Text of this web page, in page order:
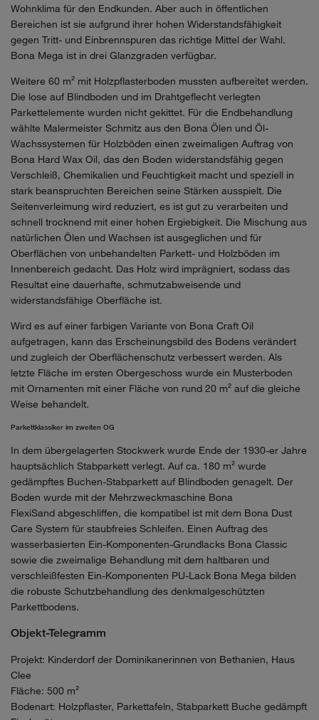
Wohnklima für den Endkunden. Aber auch in öffentlichen
Bereichen ist sie aufgrund ihrer hohen Widerstandsfähigkeit
gegen Tritt- und Einbrennspuren das richtige Mittel der Wahl.
Bona Mega ist in drei Glanzgraden verfügbar.
Weitere 60 m² mit Holzpflasterboden mussten aufbereitet werden.
Die lose auf Blindboden und im Drahtgeflecht verlegten
Parkettelemente wurden nicht gekittet. Für die Endbehandlung
wählte Malermeister Schmitz aus den Bona Ölen und Öl-
Wachssystemen für Holzböden einen zweimaligen Auftrag von
Bona Hard Wax Oil, das den Boden widerstandsfähig gegen
Verschleiß, Chemikalien und Feuchtigkeit macht und speziell in
stark beanspruchten Bereichen seine Stärken ausspielt. Die
Seitenverleimung wird reduziert, es ist gut zu verarbeiten und
schnell trocknend mit einer hohen Ergiebigkeit. Die Mischung aus
natürlichen Ölen und Wachsen ist ausgeglichen und für
Oberflächen von unbehandelten Parkett- und Holzböden im
Innenbereich gedacht. Das Holz wird imprägniert, sodass das
Resultat eine dauerhafte, schmutzabweisende und
widerstandsfähige Oberfläche ist.
Wird es auf einer farbigen Variante von Bona Craft Oil
aufgetragen, kann das Erscheinungsbild des Bodens verändert
und zugleich der Oberflächenschutz verbessert werden. Als
letzte Fläche im ersten Obergeschoss wurde ein Musterboden
mit Ornamenten mit einer Fläche von rund 20 m² auf die gleiche
Weise behandelt.
Parkettklassiker im zweiten OG
In dem übergelagerten Stockwerk wurde Ende der 1930-er Jahre
hauptsächlich Stabparkett verlegt. Auf ca. 180 m² wurde
gedämpftes Buchen-Stabparkett auf Blindboden genagelt. Der
Boden wurde mit der Mehrzweckmaschine Bona
FlexiSand abgeschliffen, die kompatibel ist mit dem Bona Dust
Care System für staubfreies Schleifen. Einen Auftrag des
wasserbasierten Ein-Komponenten-Grundlacks Bona Classic
sowie die zweimalige Behandlung mit dem haltbaren und
verschleißfesten Ein-Komponenten PU-Lack Bona Mega bilden
die robuste Schutzbehandlung des denkmalgeschützten
Parkettbodens.
Objekt-Telegramm
Projekt: Kinderdorf der Dominikanerinnen von Bethanien, Haus
Clee
Fläche: 500 m²
Bodenart: Holzpflaster, Parkettafeln, Stabparkett Buche gedämpft